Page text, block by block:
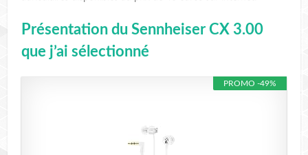
Présentation du Sennheiser CX 3.00
que j’ai sélectionné
PROMO -49%